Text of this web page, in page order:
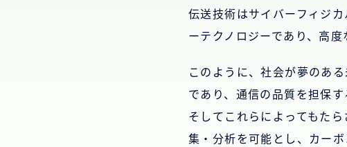
伝送技術はサイバーフィジ
ーテクノロジーであり、高
このように、社会が夢のあ
であり、通信の品質を担保
そしてこれらによってもた
集・分析を可能とし、カー